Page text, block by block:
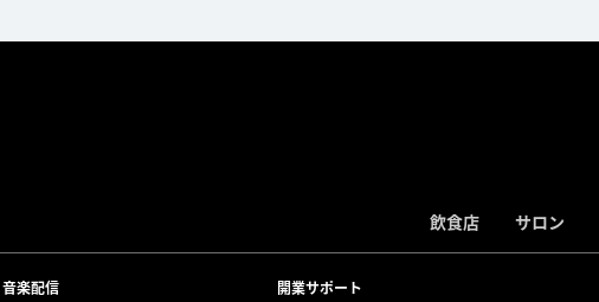
飲食店 サロン
⁩音楽配信
開業サポート